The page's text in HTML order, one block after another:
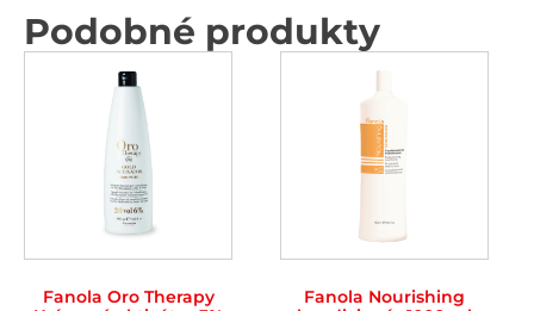
Podobné produkty
Fanola Oro Therapy
Fanola Nourishing